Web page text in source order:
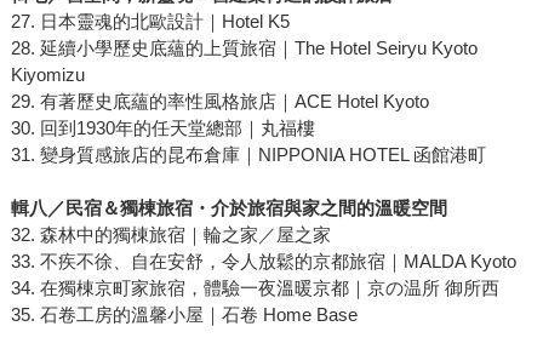
27. 日本靈魂的北歐設計｜Hotel K5
28. 延續小學歷史底蘊的上質旅宿｜The Hotel Seiryu Kyoto
Kiyomizu
29. 有著歷史底蘊的率性風格旅店｜ACE Hotel Kyoto
30. 回到1930年的任天堂總部｜丸福樓
31. 變身質感旅店的昆布倉庫｜NIPPONIA HOTEL 函館港町
輯八／ 民宿＆獨棟旅宿・ 介於旅宿與家之間的溫暖空間
32. 森林中的獨棟旅宿｜輪之家／屋之家
33. 不疾不徐、自在安舒，令人放鬆的京都旅宿｜MALDA Kyoto
34. 在獨棟京町家旅宿，體驗一夜溫暖京都｜京の温所 御所西
35. 石卷工房的溫馨小屋｜石卷 Home Base